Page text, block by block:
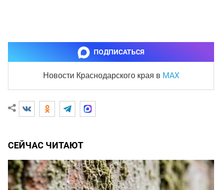
ПОДПИСАТЬСЯ
Новости Краснодарского края в MAX
СЕЙЧАС ЧИТАЮТ